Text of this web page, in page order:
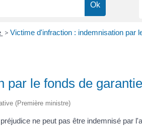
> Victime d'infraction : indemnisation par
le fonds de
(Première ministre)
ne peut pas être indemnisé par